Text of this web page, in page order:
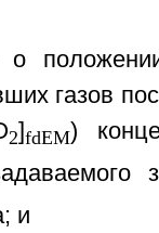
о
газов
2]fdEM)
и